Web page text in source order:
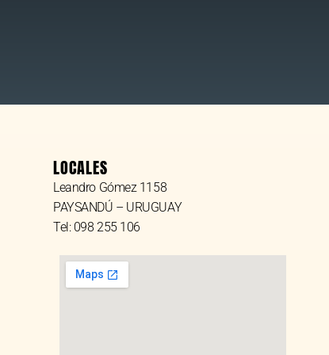
LOCALES
Leandro Gómez 1158
PAYSANDÚ – URUGUAY
Tel: 098 255 106